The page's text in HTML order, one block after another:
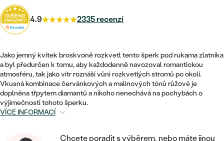
ETERNITY
VINTAGE
NETRADIČNÍ
VINTAGE
SNUBNÍ A ZÁSNUBNÍ SETY
NETRADIČNÍ
SESTAV SI SVŮJ PRSTEN
ZAČÍT S PRSTENEM
NÁUŠNICE
PRSTENY
PŘÍVĚSKY
NÁRAMKY
SETY
PÁNSKÉ ŠPERKY
PECKOVÉ
KRUHOVÉ
MINIMALISTICKÉ
VISACÍ
SOLITÉR
DLE STYLU
SOLITÉR
NAROZENÍ DÍTĚTE
PERSONALIZOVANÉ
SE ZNAMENÍM ZVĚROKRUHU
MINIMALISTICKÉ
ZLATÉ
PLATINOVÉ
DLE STYLU
ETERNITY
4.9 2335 recenzí
Jako jemný kvítek broskvoně rozkvetl tento šperk pod rukama zlatníka
a byl předurčen k tomu, aby každodenně navozoval romantickou
atmosféru, tak jako vítr roznáší vůni rozkvetlých stromů po okolí.
Vkusná kombinace červánkových a malinových tónů růžové je
doplněna třpytem diamantů a nikoho nenechává na pochybách o
výjimečnosti tohoto šperku.
VÍCE INFORMACÍ
Chcete poradit s výběrem, nebo máte jinou